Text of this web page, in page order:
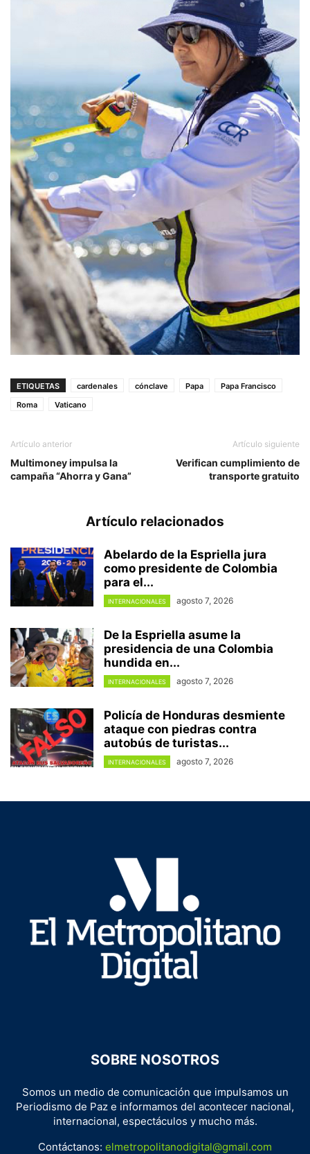
ETIQUETAS cardenales cónclave Papa
Papa Francisco
Roma
Vaticano
Artículo anterior
Multimoney impulsa la
campaña “Ahorra y Gana”
Artículo siguiente
Verifican cumplimiento de
transporte gratuito
Artículo relacionados
Abelardo de la Espriella jura
como presidente de Colombia
para el...
INTERNACIONALES agosto 7, 2026
De la Espriella asume la
presidencia de una Colombia
hundida en...
INTERNACIONALES agosto 7, 2026
Policía de Honduras desmiente
ataque con piedras contra
autobús de turistas...
INTERNACIONALES agosto 7, 2026
SOBRE NOSOTROS
Somos un medio de comunicación que impulsamos un
Periodismo de Paz e informamos del acontecer nacional,
internacional, espectáculos y mucho más.
Contáctanos: elmetropolitanodigital@gmail.com